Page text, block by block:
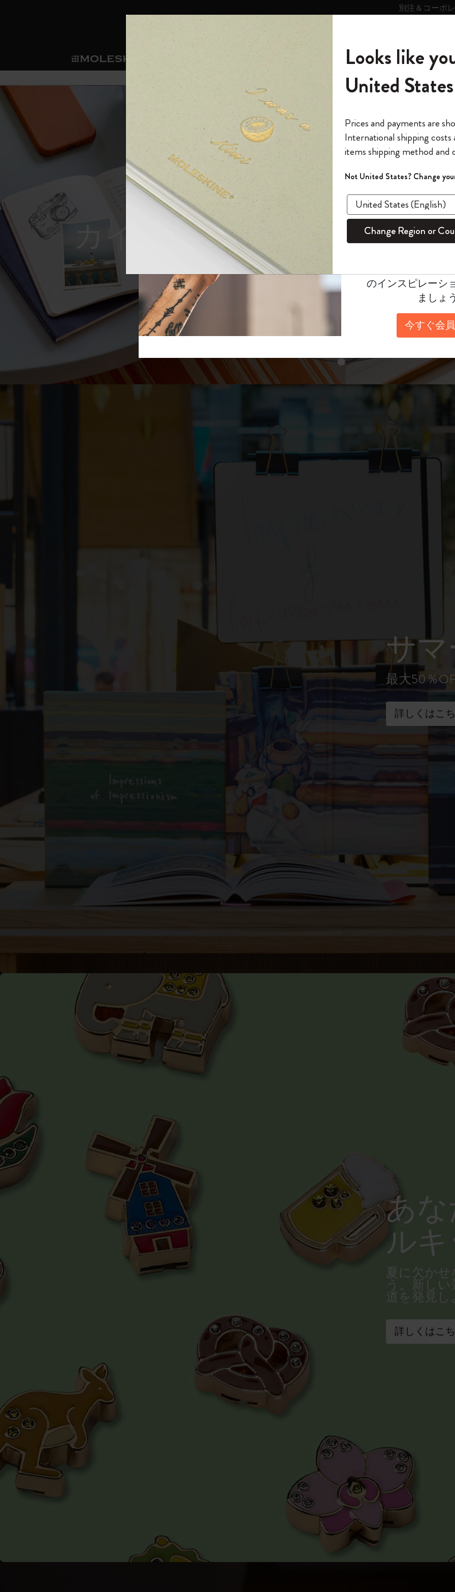
別注＆コーポ
ショ
新商品
ノートブック
ノートブック
The Original Notebook
ミニノートブックチャーム
カイエ ＆ ジャーナル
セット
パッションジャーナル
スチューデントカイエジャーナル
サブカテゴリ
ダイアリー
パーソナル・ダイアリー
12カ月ダイアリー
15ヶ月プランナー
ウィークリープランナー
デイリープランナー
マンスリープランナー
ライフプランナー・コレクション
アカデミック・プランナー
モレスキンスマート
サブカテゴリ
すべて見る
スマートライティング・システム
モレスキンスマートスマートとは
アプリ・サービス
ライティングツール
サブカテゴリ
モレスキンスマート
Blackwing x モレスキン
Kaweco x モレスキン
ペン & ペンシル
限定版ノートブック
Reframe サングラス
ムーミン コレクション
キム・ジョンギコレクション
「Alice's Adventures in Wonderland」コレ
『ロード・オブ・ザ・リング』コレク
カラーパターン ノートブック
サクラコレクション
馬年コレクション
ISSEY MIYAKE | モレスキン のコレク
ション
ナサにインスパイアされたコレクショ
ン
ピーナッツ限定コレクション
Mardi Mercredi × モレスキン
ハリー・ポッターの呪文コレクション
キム・ジョンギコレクション
Impressions of Impressionism コレクショ
ン
カサ・バトリョ 限定版コレクション
ゴッホ美術館
バッグ
サブカテゴリ
すべて見る
バックパック
限定版バックパック
Shopper paper – made Collection
ギフト
サブカテゴリ
アートを愛する方への贈り物
プロフェッショナルへの贈り物
ミニマリストへの贈り物
マキシマリストへの贈り物
健康を愛する方への贈り物です
趣味を愛する方へのギフト
ピン
サブカテゴリ
カントリー・テーマ・ピンズ・コレク
ション
サブカテゴリ
プライドをいつも胸に
Mardi Mercredi × モレスキン
すべて見る
スマートライティング・シス
サブカテゴリ
スマートライティング・システム
スマートノートブック
スマートダイアリー
モレスキンスマートスマート
アプリ・サービス
サブカテゴリ
Notes
モレスキン Journal
モレスキン Planner
パーソナライズサ
ービス
サブカテゴリ
カスタムダイアリー
カスタムノートブック
和紙テープ
ミニノートブックチャーム
別注＆コーポレートギフト
リー
の世界
サブカテゴリ
モレスキンメンバーシップ
我々の歴史
モレスキンのマニフェスト
ペンと紙の力
持続可能な創造性
今すぐメンバー登録
ウェルカムオファー: 次回のご購入時に10% オフと送料無料
通常特典: パーソナライズの2冊ご購入で1冊無料
バースデー特典: 1回限りの割引（1ヶ月有効）
先行プレビュー: 新作コレクションへの先行アクセス
伝説的なお得情報: 会員限定の特別サプライズ
セールへの早期アクセス: お得な情報をいち早くチェック
モレスキン限定イベント: 優先アクセス
返品期間の延長: 1ヶ月間
モレスキンの世界
*メールアドレス
*パスワード
このデバイスで情
ログイン
6,500円以上のご購入で送料無料
あるページから始まる物語
Reframe Sunglasses（リフレー
あなたにぴったりの一本を選ぼう
ス
スライド表示2
スライド表示3
スライド表示4
スライド表示5
サ
最大50％
詳しくはこ
あ
ル
夏に欠か
う。新し
道を発見し
詳しくはこ
モレスキンの世
今すぐ会員登録
「WELCOME10」
回注文が10%オフ
ます。セール・ア
適用
のインスピレーシ
ましょ
今すぐ会
Looks like
United States
Prices and payments are
International shipping costs
items shipping method and
Not United States? Change
Change Region or